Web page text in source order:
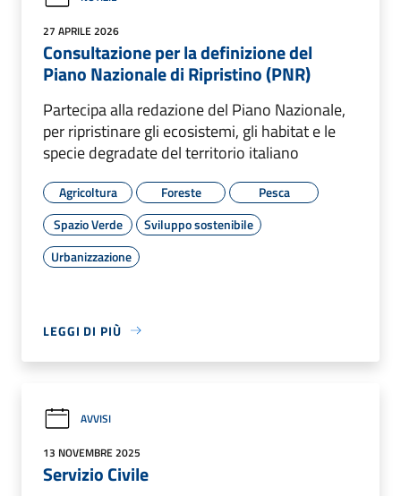
27 APRILE 2026
Consultazione per la definizione del
Piano Nazionale di Ripristino (PNR)
Partecipa alla redazione del Piano Nazionale,
per ripristinare gli ecosistemi, gli habitat e le
specie degradate del territorio italiano
Agricoltura Foreste
Pesca
Spazio Verde
Sviluppo sostenibile
Urbanizzazione
LEGGI DI PIÙ
AVVISI
13 NOVEMBRE 2025
Servizio Civile